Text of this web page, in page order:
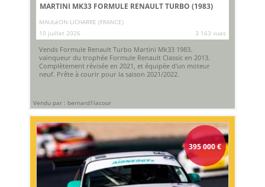
MARTINI MK33 FORMULE RENAULT TURBO (1983)
MAULéON-LICHARRE (FRANCE)
10 juillet 2026
3 163 vues
Vends Formule Renault Turbo Martini Mk33 1983.
vainqueur du trophée Formule Renault Classic en 2013.
Complètement révisée en 2021, et équipée d'un moteur
neuf. Prête à courir pour la saison 2021/2022.
Vendu par : bernard1lacour
395 000€